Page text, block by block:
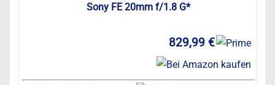
Sony FE 20mm f/1.8 G*
829,99 €